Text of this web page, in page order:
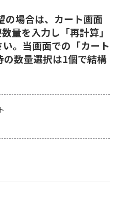
場合は、カート画面
量を入力し「再計算」
。当画面での「カート
数量選択は1個で結構